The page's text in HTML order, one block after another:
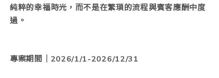
純粹的幸福時光，而不是在繁瑣的流程與賓客應酬中度
過。
專案期間｜2026/1/1-2026/12/31